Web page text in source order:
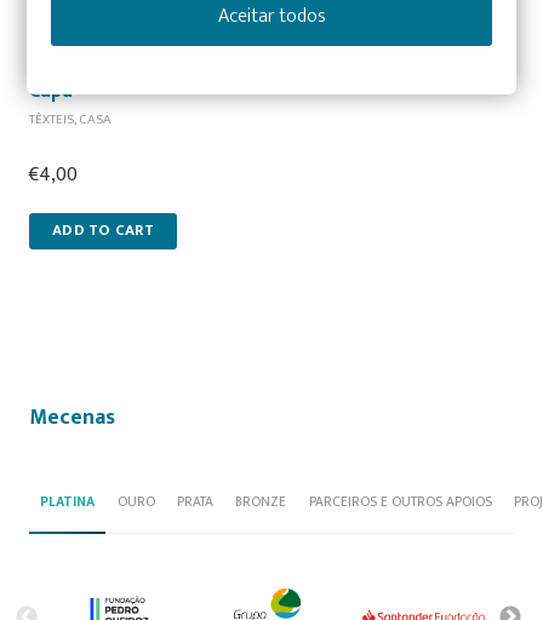
Capa”
TÊXTEIS,CASA
€4,00
ADD TO CART
Mecenas
PLATINA OURO PRATA BRONZE PARCEIROS E OUTROS APOIOS
Aceitar todos